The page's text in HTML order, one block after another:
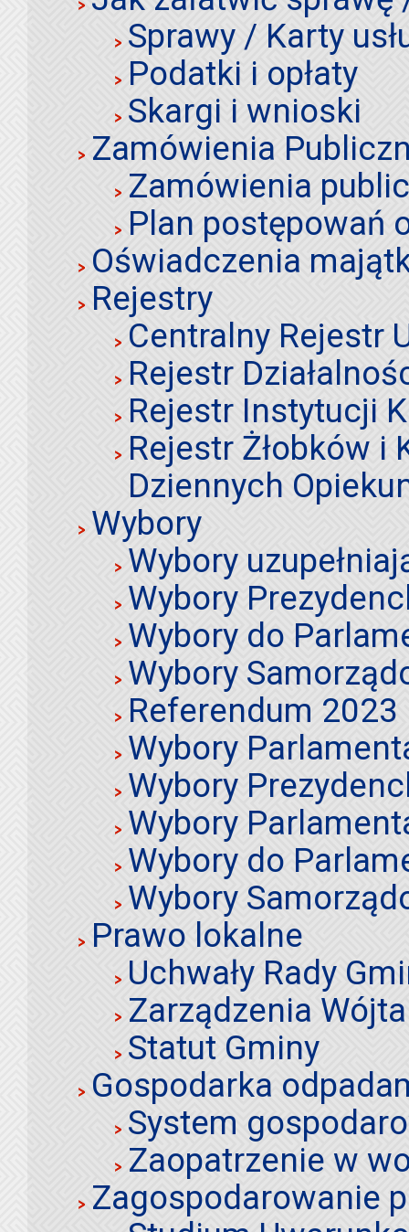
Sprawy / Karty
Podatki i opłaty
Skargi i wnioski
Zamówienia
Zamówienia
Plan postępowań
Oświadczenia
Rejestry
Centralny Rejestr
Rejestr
Rejestr Instytucji
Rejestr Żłobków i
Dziennych
Wybory
Wybory
Wybory
Wybory do
Wybory
Referendum 2023
Wybory
Wybory
Wybory
Wybory do
Wybory
Prawo lokalne
Uchwały Rady
Zarządzenia Wójta
Statut Gminy
Gospodarka
System
Zaopatrzenie w
Zagospodarowanie